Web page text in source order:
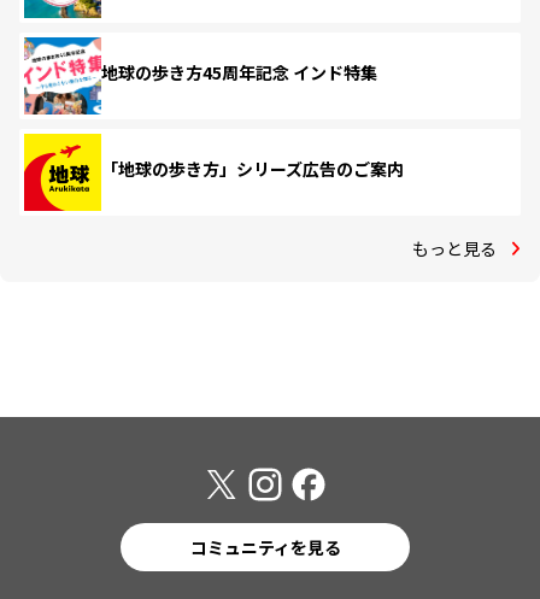
地球の歩き方45周年記念 インド特集
「地球の歩き方」シリーズ広告のご案内
もっと見る
コミュニティを見る